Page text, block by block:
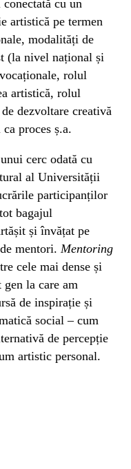
cu un
artistică pe termen
modalități de
(la nivel național și
rolul
artistică, rolul
dezvoltare creativă
proces ș.a.
cerc odată cu
al Universității
participanților
bagajul
și învățat pe
mentori. Mentoring
cele mai dense și
la care am
de inspirație și
social – cum
de percepție
artistic personal.